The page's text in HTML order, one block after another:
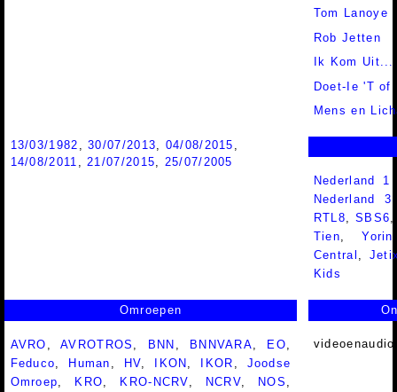
Tom Lanoye
Rob Jetten
Ik Kom Uit...
Doet-Ie 'T of
Mens en
13/03/1982 ,30/07/2013 04/08/2015
14/08/2011
21/07/2015
25/07/2005
Nederland
Nederland
RTL8 ,SBS6
Tien ,Yorin
Central
Kids
Omroepen
AVRO ,AVROTROS BNN BNNVARA EO
Feduco
Human HV IKON IKOR
Joodse
Omroep
KRO KRO-NCRV NCRV NOS